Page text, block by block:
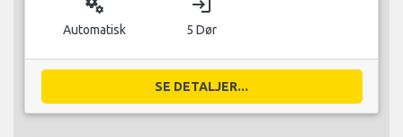
miscellaneous_services
Automatisk
login
5 Dør
SE DETALJER...